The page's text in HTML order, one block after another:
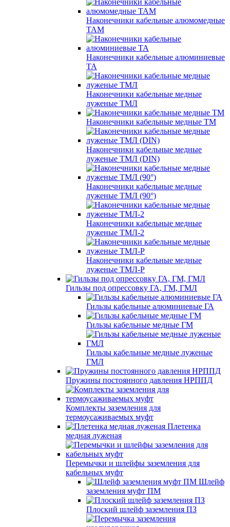
Наконечники кабельные алюмомедные
ТАМ
Наконечники кабельные алюминиевые
ТА
Наконечники кабельные медные
луженые ТМЛ
Наконечники кабельные медные ТМ
Наконечники кабельные медные
луженые ТМЛ (DIN)
Наконечники кабельные медные
луженые ТМЛ (90°)
Наконечники кабельные медные
луженые ТМЛ-2
Наконечники кабельные медные
луженые ТМЛ-Р
Гильзы под опрессовку ГА, ГМ, ГМЛ
Гильзы кабельные алюминиевые ГА
Гильзы кабельные медные ГМ
Гильзы кабельные медные луженые
ГМЛ
Пружины постоянного давления НРППД
Комплекты заземления для
термоусаживаемых муфт
Плетенка
медная луженая
Перемычки и шлейфы заземления для
кабельных муфт
Шлейф
заземления муфт ПМ
Плоский шлейф заземления ПЗ